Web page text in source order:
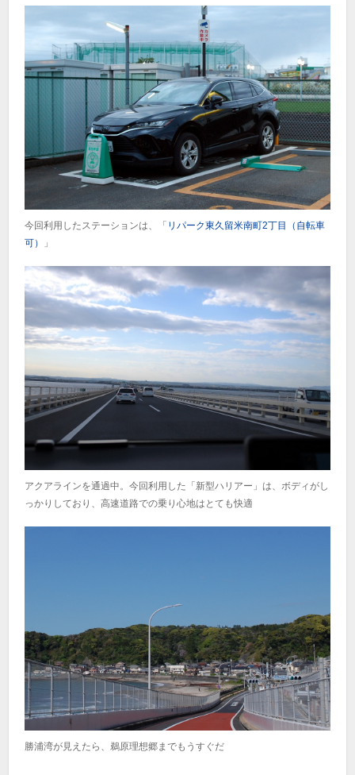
今回利用したステーションは、「 リパーク東久留米南町2丁目（自転車
可）
」
アクアラインを通過中。今回利用した「新型ハリアー」は、ボディがし
っかりしており、高速道路での乗り心地はとても快適
勝浦湾が見えたら、鵜原理想郷までもうすぐだ